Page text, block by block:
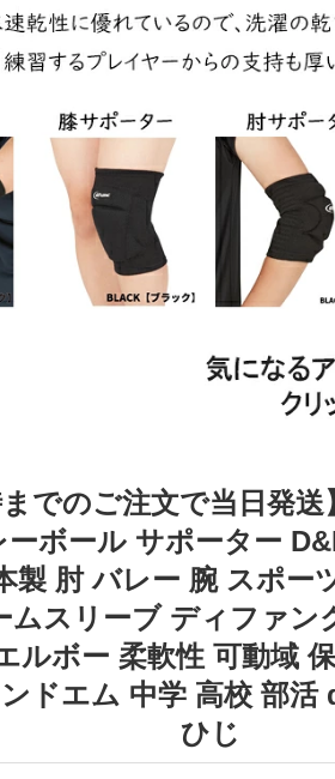
までのご注文で当日発
ーボール サポーター
製 肘 バレー 腕 スポー
ムスリーブ ディファン
ルボー 柔軟性 可動域
ドエム 中学 高校 部活
ひじ